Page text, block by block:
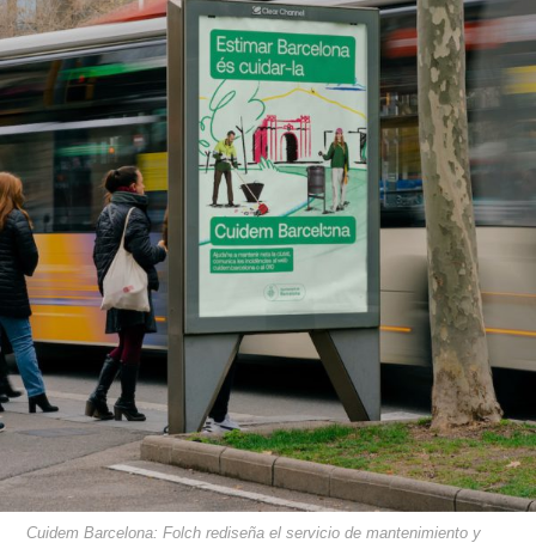
Cuidem Barcelona: Folch rediseña el servicio de mantenimiento y